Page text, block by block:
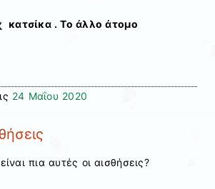
. Το άλλο άτομο
24 Μαΐου 2020
πια αυτές οι αισθήσεις?